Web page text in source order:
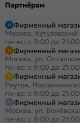
Партнёрам
Фирменный
Москва,
пн-вс: с 9:00 до 21:00
Фирменный
Москва, ул.
пн-вс: с 9:00 до 21:00
Фирменный
Реутов,
пн-вс: с 9:00 до 21:00
Фирменный
Москва, ул.
пн-вс: с 9:00 до 21:00